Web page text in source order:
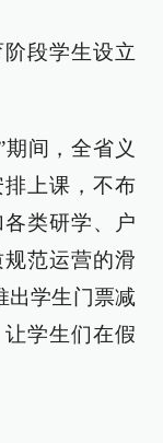
段学生设立
间，全省义
上课，不布
类研学、户
范运营的滑
出学生门票减
学生们在假